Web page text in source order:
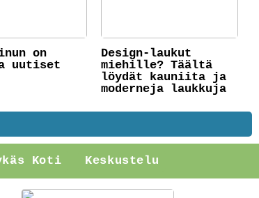
on
uutiset
Design-laukut
miehille? Täältä
löydät kauniita ja
moderneja laukkuja
Koti Keskustelu